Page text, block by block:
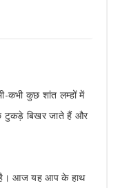
कभी कुछ शांत लम्हों में
टुकड़े बिखर जाते हैं और
है। आज यह आप के हाथ